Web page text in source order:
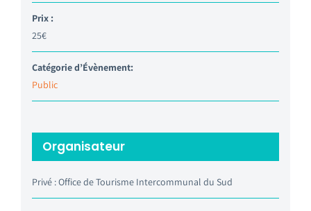
Prix :
25€
Catégorie d’Évènement:
Public
Organisateur
Privé : Office de Tourisme Intercommunal du Sud